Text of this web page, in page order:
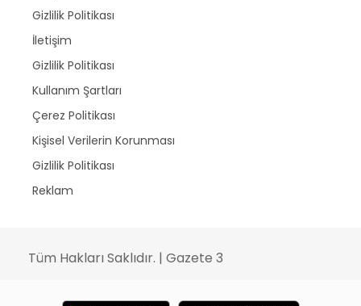
Gizlilik Politikası
İletişim
Gizlilik Politikası
Kullanım Şartları
Çerez Politikası
Kişisel Verilerin Korunması
Gizlilik Politikası
Reklam
Tüm Hakları Saklıdır. | Gazete 3